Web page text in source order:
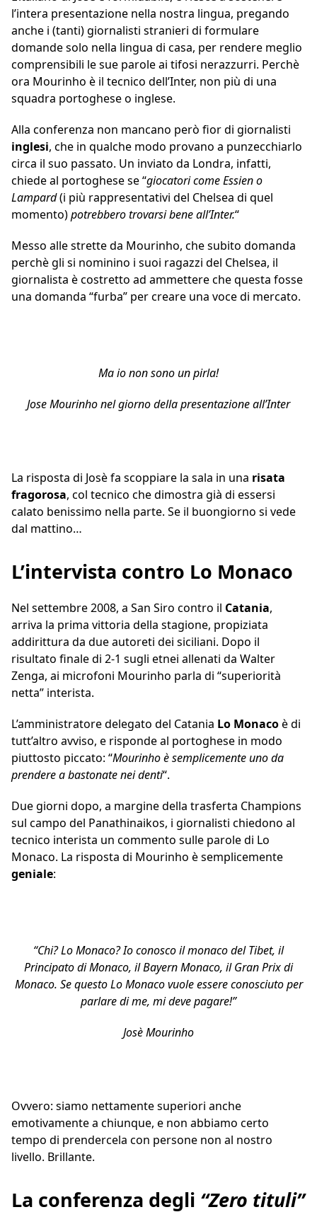
l’intera presentazione nella nostra lingua, pregando
anche i (tanti) giornalisti stranieri di formulare
domande solo nella lingua di casa, per rendere meglio
comprensibili le sue parole ai tifosi nerazzurri. Perchè
ora Mourinho è il tecnico dell’Inter, non più di una
squadra portoghese o inglese.
Alla conferenza non mancano però fior di giornalisti
inglesi, che in qualche modo provano a punzecchiarlo
circa il suo passato. Un inviato da Londra, infatti,
chiede al portoghese se “giocatori come Essien o
Lampard(i più rappresentativi del Chelsea di quel
momento)potrebbero trovarsi bene all’Inter.“
Messo alle strette da Mourinho, che subito domanda
perchè gli si nominino i suoi ragazzi del Chelsea, il
giornalista è costretto ad ammettere che questa fosse
una domanda “furba” per creare una voce di mercato.
Ma io non sono un pirla!
Jose Mourinho nel giorno della presentazione all’Inter
La risposta di Josè fa scoppiare la sala in una risata
fragorosa, col tecnico che dimostra già di essersi
calato benissimo nella parte. Se il buongiorno si vede
dal mattino…
L’intervista contro Lo Monaco
Nel settembre 2008, a San Siro contro il Catania,
arriva la prima vittoria della stagione, propiziata
addirittura da due autoreti dei siciliani. Dopo il
risultato finale di 2-1 sugli etnei allenati da Walter
Zenga, ai microfoni Mourinho parla di “superiorità
netta” interista.
L’amministratore delegato del Catania Lo Monacoè di
tutt’altro avviso, e risponde al portoghese in modo
piuttosto piccato: “Mourinho è semplicemente uno da
prendere a bastonate nei denti“.
Due giorni dopo, a margine della trasferta Champions
sul campo del Panathinaikos, i giornalisti chiedono al
tecnico interista un commento sulle parole di Lo
Monaco. La risposta di Mourinho è semplicemente
geniale:
“Chi? Lo Monaco? Io conosco il monaco del Tibet, il
Principato di Monaco, il Bayern Monaco, il Gran Prix di
Monaco. Se questo Lo Monaco vuole essere conosciuto per
parlare di me, mi deve pagare!”
Josè Mourinho
Ovvero: siamo nettamente superiori anche
emotivamente a chiunque, e non abbiamo certo
tempo di prendercela con persone non al nostro
livello. Brillante.
La conferenza degli “Zero tituli”